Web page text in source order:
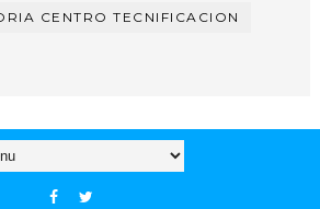
CENTRO TECNIFICACION